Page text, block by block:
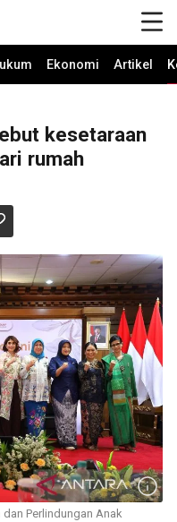
Ekonomi Artikel
kesetaraan
rumah
Perlindungan Anak